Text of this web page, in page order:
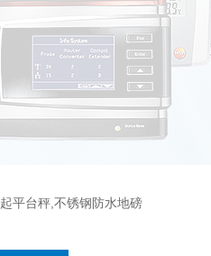
平台秤,不锈钢防水地磅